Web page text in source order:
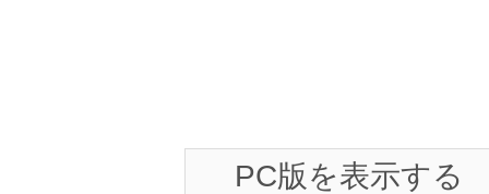
PC版を表示する